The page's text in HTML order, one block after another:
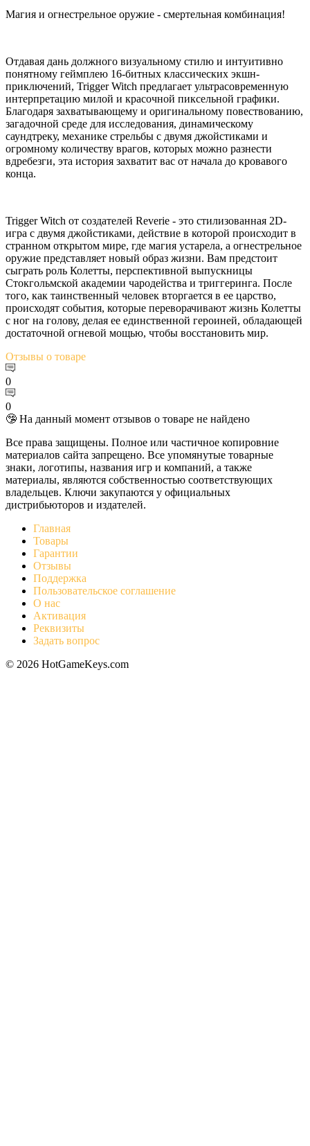
Магия и огнестрельное оружие - смертельная комбинация!
Отдавая дань должного визуальному стилю и интуитивно
понятному геймплею 16-битных классических экшн-
приключений, Trigger Witch предлагает ультрасовременную
интерпретацию милой и красочной пиксельной графики.
Благодаря захватывающему и оригинальному повествованию,
загадочной среде для исследования, динамическому
саундтреку, механике стрельбы с двумя джойстиками и
огромному количеству врагов, которых можно разнести
вдребезги, эта история захватит вас от начала до кровавого
конца.
Trigger Witch от создателей Reverie - это стилизованная 2D-
игра с двумя джойстиками, действие в которой происходит в
странном открытом мире, где магия устарела, а огнестрельное
оружие представляет новый образ жизни. Вам предстоит
сыграть роль Колетты, перспективной выпускницы
Стокгольмской академии чародейства и триггеринга. После
того, как таинственный человек вторгается в ее царство,
происходят события, которые переворачивают жизнь Колетты
с ног на голову, делая ее единственной героиней, обладающей
достаточной огневой мощью, чтобы восстановить мир.
Отзывы о товаре
0
0
🤥 На данный момент отзывов о товаре не найдено
Все права защищены. Полное или частичное копировние
материалов сайта запрещено. Все упомянутые товарные
знаки, логотипы, названия игр и компаний, а также
материалы, являются собственностью соответствующих
владельцев. Ключи закупаются у официальных
дистрибьюторов и издателей.
Главная
Товары
Гарантии
Отзывы
Поддержка
Пользовательское соглашение
О нас
Активация
Реквизиты
Задать вопрос
© 2026 HotGameKeys.com